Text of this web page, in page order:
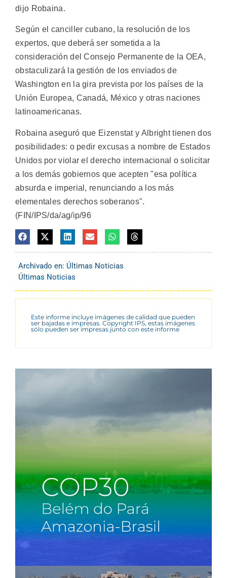
dijo Robaina.
Según el canciller cubano, la resolución de los
expertos, que deberá ser sometida a la
consideración del Consejo Permanente de la OEA,
obstaculizará la gestión de los enviados de
Washington en la gira prevista por los países de la
Unión Europea, Canadá, México y otras naciones
latinoamericanas.
Robaina aseguró que Eizenstat y Albright tienen dos
posibilidades: o pedir excusas a nombre de Estados
Unidos por violar el derecho internacional o solicitar
a los demás gobiernos que acepten "esa política
absurda e imperial, renunciando a los más
elementales derechos soberanos".
(FIN/IPS/da/ag/ip/96
Archivado en: Últimas Noticias
Últimas Noticias
Este informe incluye imágenes de calidad que pueden
ser bajadas e impresas. Copyright IPS, estas imágenes
sólo pueden ser impresas junto con este informe